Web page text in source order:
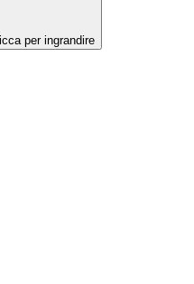
per ingrandire